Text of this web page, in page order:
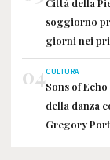
Città della
soggiorno
giorni nei
04CULTURA
Sons of
della danza
Gregory